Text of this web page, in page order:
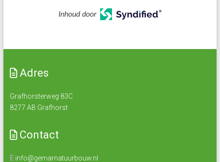
Inhoud door
Adres
Grafhorsterweg 83C
8277 AB Grafhorst
Contact
E info@gemarnatuurbouw.nl